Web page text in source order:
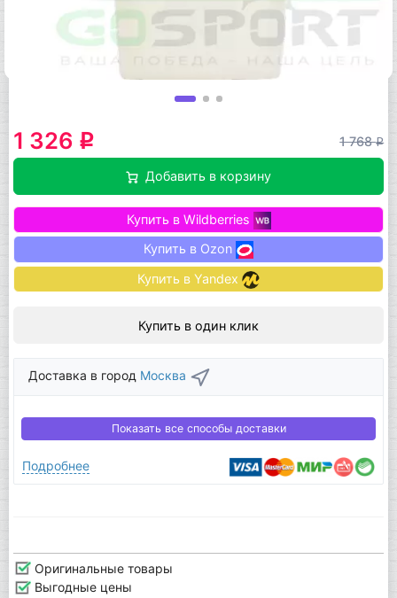
1 326 q 1 768q
Добавить в корзину
Купить в Wildberries
Купить в Ozon
Купить в Yandex
Купить в один клик
Доставка в город Москва
Показать все способы доставки
Подробнее
Оригинальные товары
Выгодные цены